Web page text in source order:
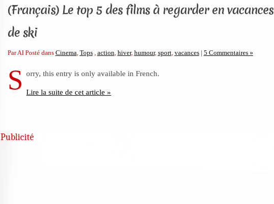
(Français) Le top 5 des films à regarder en vacances
de ski
Par AI Posté dans Cinema, Tops, action, hiver, humour, sport, vacances | 5 Commentaires »
S orry, this entry is only available in French.
Lire la suite de cet article »
Publicité